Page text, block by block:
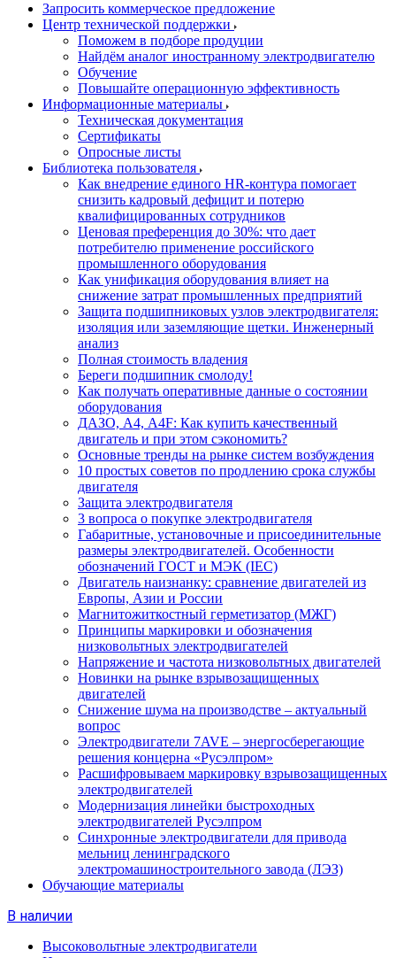
Запросить коммерческое предложение
Центр технической поддержки
Поможем в подборе продуции
Найдём аналог иностранному электродвигателю
Обучение
Повышайте операционную эффективность
Информационные материалы
Техническая документация
Сертификаты
Опросные листы
Библиотека пользователя
Как внедрение единого HR-контура помогает
снизить кадровый дефицит и потерю
квалифицированных сотрудников
Ценовая преференция до 30%: что дает
потребителю применение российского
промышленного оборудования
Как унификация оборудования влияет на
снижение затрат промышленных предприятий
Защита подшипниковых узлов электродвигателя:
изоляция или заземляющие щетки. Инженерный
анализ
Полная стоимость владения
Береги подшипник смолоду!
Как получать оперативные данные о состоянии
оборудования
ДАЗО, А4, А4F: Как купить качественный
двигатель и при этом сэкономить?
Основные тренды на рынке систем возбуждения
10 простых советов по продлению срока службы
двигателя
Защита электродвигателя
3 вопроса о покупке электродвигателя
Габаритные, установочные и присоединительные
размеры электродвигателей. Особенности
обозначений ГОСТ и МЭК (IEC)
Двигатель наизнанку: сравнение двигателей из
Европы, Азии и России
Магнитожиткостный герметизатор (МЖГ)
Принципы маркировки и обозначения
низковольтных электродвигателей
Напряжение и частота низковольтных двигателей
Новинки на рынке взрывозащищенных
двигателей
Снижение шума на производстве – актуальный
вопрос
Электродвигатели 7AVE – энергосберегающие
решения концерна «Русэлпром»
Расшифровываем маркировку взрывозащищенных
электродвигателей
Модернизация линейки быстроходных
электродвигателей Русэлпром
Синхронные электродвигатели для привода
мельниц ленинградского
электромашиностроительного завода (ЛЭЗ)
Обучающие материалы
В наличии
Высоковольтные электродвигатели